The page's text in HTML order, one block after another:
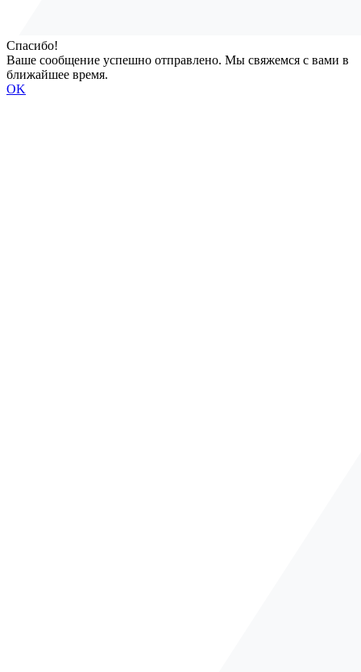
Спасибо!
Ваше сообщение успешно отправлено. Мы свяжемся с вами в
ближайшее время.
OK